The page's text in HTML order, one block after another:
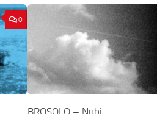
0
BROSOLO – Nubi